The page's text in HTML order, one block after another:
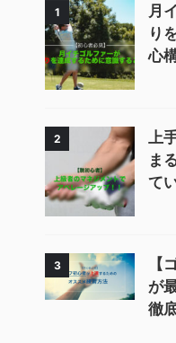
1
月
り
心
2
上
ま
て
3
【
が
徹